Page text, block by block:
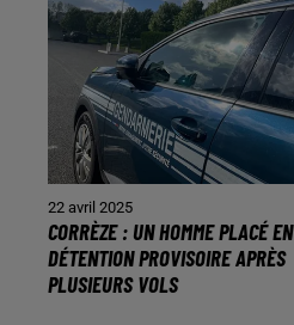
22 avril 2025
CORRÈZE : UN HOMME PLACÉ EN
DÉTENTION PROVISOIRE APRÈS
PLUSIEURS VOLS